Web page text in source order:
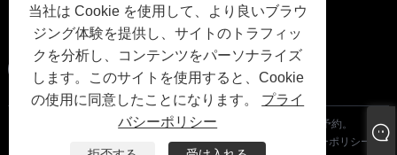
フォローする
Copyright© 2024 義烏イエトン貿易有限公司すべての権利予約。
RSS | XML | プライバシーポリシー |
当社は Cookie を使用して、より良いブラウ
ジング体験を提供し、サイトのトラフィッ
クを分析し、コンテンツをパーソナライズ
します。このサイトを使用すると、Cookie
の使用に同意したことになります。 プライ
バシーポリシー